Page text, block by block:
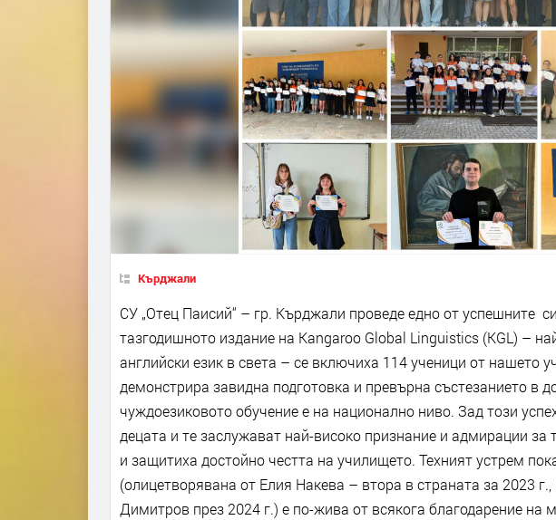
Кърджали
СУ „Отец Паисий“ – гр. Кърджали проведе едно от успешните
тазгодишното издание на Kangaroo Global Linguistics (KGL) –
английски език в света – се включиха 114 ученици от нашето
демонстрира завидна подготовка и превърна състезанието в
чуждоезиковото обучение е на национално ниво. ​Зад този
децата и те заслужават най-високо признание и адмирации за
и защитиха достойно честта на училището. Техният устрем
(олицетворявана от Елия Накева – втора в страната за 2023
Димитров през 2024 г.) е по-жива от всякога благодарение на